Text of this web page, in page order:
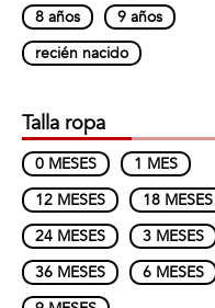
8 años
9 años
recién nacido
Talla ropa
0 MESES
1 MES
12 MESES
18 MESES
24 MESES
3 MESES
36 MESES
6 MESES